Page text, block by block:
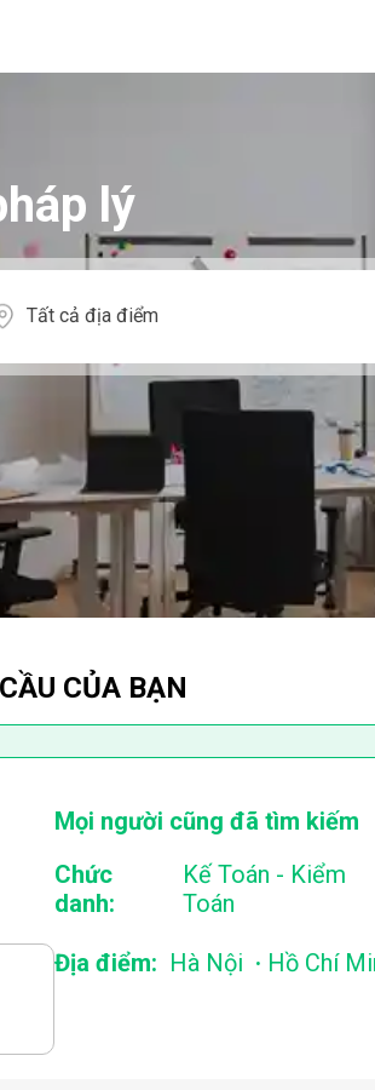
lý
Tất cả địa điểm
CỦA BẠN
Mọi người cũng đã tìm kiếm
Chức
danh:
Kế Toán - Kiểm
Toán
Địa điểm: Hà Nội . Hồ Chí